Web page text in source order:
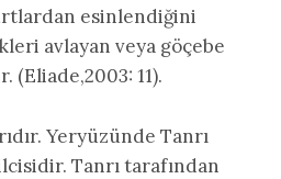
esinlendiğini
avlayan veya göçebe
11).
Yeryüzünde Tanrı
Tanrı tarafından